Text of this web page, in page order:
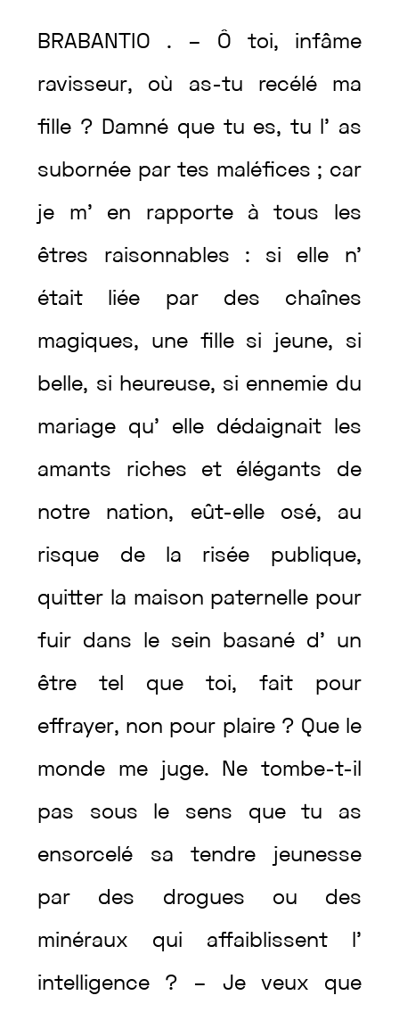
BRABANTIO . – Ô toi, infâme
ravisseur, où as-tu recélé ma
fille ? Damné que tu es, tu l’ as
subornée partes maléfices ; car
je m’ en rapporte àtous les
êtres raisonnables : si elle n’
était liée par des chaînes
magiques, une fille si jeune, si
belle, si heureuse, si ennemie du
mariage qu’ elle dédaignait les
amants riches et élégants de
notre nation, eût-elle osé, au
risque de la risée publique,
quitter la maison paternelle pour
fuir dans le sein basané d’ un
êtretel que toi, fait pour
effrayer, non pour plaire ? Que le
monde me juge. Ne tombe-t-il
pas sous le sens quetu as
ensorcelé satendre jeunesse
par des drogues ou des
minéraux qui affaiblissent l’
intelligence ? – Je veux que